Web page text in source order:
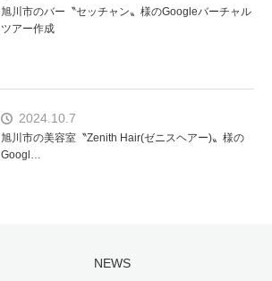
旭川市のバー〝セッチャン〟様のGoogleバーチャル
ツアー作成
2024.10.7
旭川市の美容室〝Zenith Hair(ゼニスヘアー)〟様の
Googl…
NEWS